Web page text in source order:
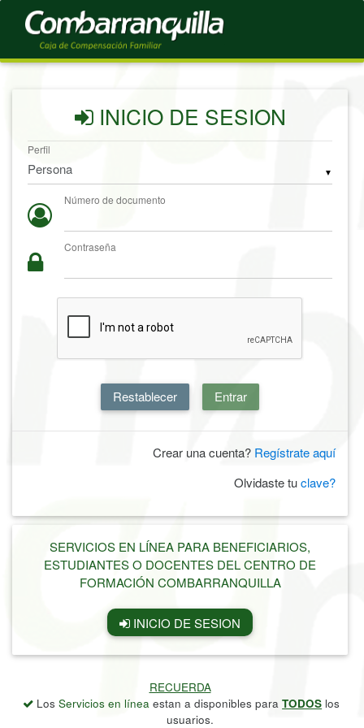
INICIO DE SESION
▼
Perfil
Número de documento
Contraseña
Restablecer Entrar
Crear una cuenta? Regístrate aquí
Olvidaste tuclave?
SERVICIOS EN LÍNEA PARA BENEFICIARIOS,
ESTUDIANTES O DOCENTES DEL CENTRO DE
FORMACIÓN COMBARRANQUILLA
INICIO DE SESION
RECUERDA
LosServicios en línea estan a disponibles paraTODOS los
usuarios.